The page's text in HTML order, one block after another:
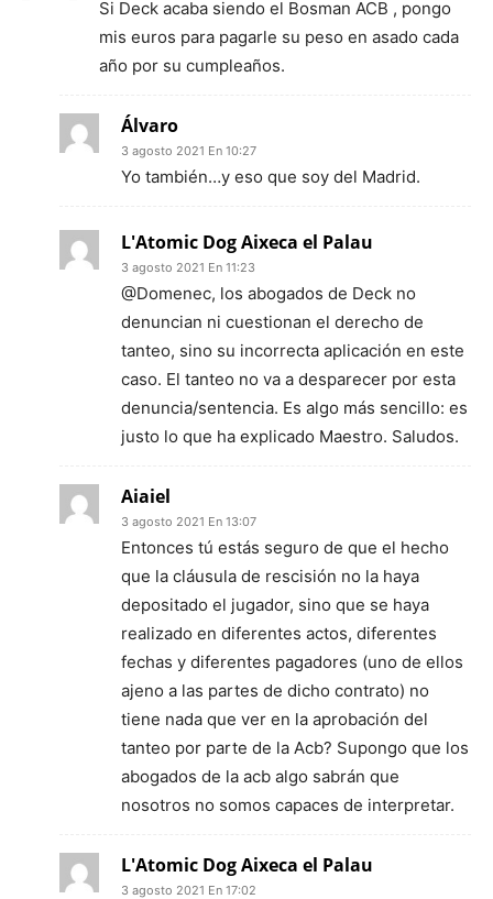
Si Deck acaba siendo el Bosman ACB , pongo
mis euros para pagarle su peso en asado cada
año por su cumpleaños.
Álvaro
3 agosto 2021 En 10:27
Yo también…y eso que soy del Madrid.
L'Atomic Dog Aixeca el Palau
3 agosto 2021 En 11:23
@Domenec, los abogados de Deck no
denuncian ni cuestionan el derecho de
tanteo, sino su incorrecta aplicación en este
caso. El tanteo no va a desparecer por esta
denuncia/sentencia. Es algo más sencillo: es
justo lo que ha explicado Maestro. Saludos.
Aiaiel
3 agosto 2021 En 13:07
Entonces tú estás seguro de que el hecho
que la cláusula de rescisión no la haya
depositado el jugador, sino que se haya
realizado en diferentes actos, diferentes
fechas y diferentes pagadores (uno de ellos
ajeno a las partes de dicho contrato) no
tiene nada que ver en la aprobación del
tanteo por parte de la Acb? Supongo que los
abogados de la acb algo sabrán que
nosotros no somos capaces de interpretar.
L'Atomic Dog Aixeca el Palau
3 agosto 2021 En 17:02